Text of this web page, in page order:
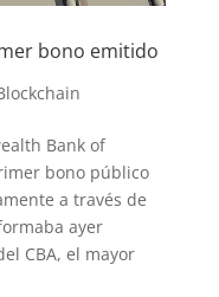
bono emitido
Bank of
bono público
a través de
ayer
CBA, el mayor